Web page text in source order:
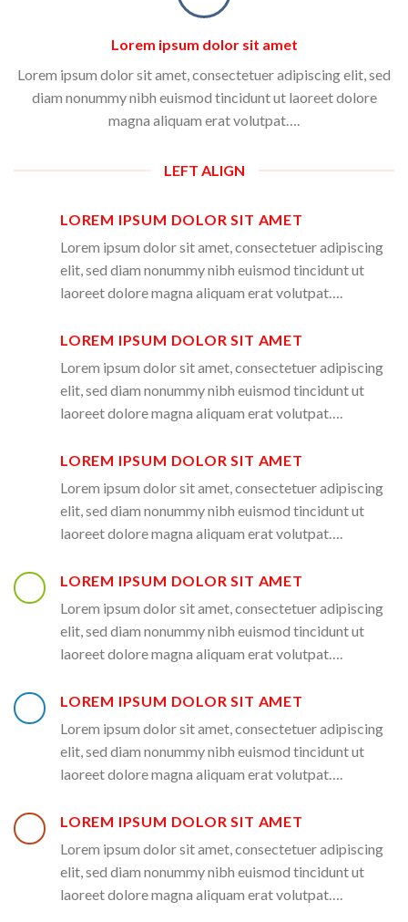
Lorem ipsum dolor sit amet
Lorem ipsum dolor sit amet, consectetuer adipiscing elit, sed
diam nonummy nibh euismod tincidunt ut laoreet dolore
magna aliquam erat volutpat….
LEFT ALIGN
LOREM IPSUM DOLOR SIT AMET
Lorem ipsum dolor sit amet, consectetuer adipiscing
elit, sed diam nonummy nibh euismod tincidunt ut
laoreet dolore magna aliquam erat volutpat….
LOREM IPSUM DOLOR SIT AMET
Lorem ipsum dolor sit amet, consectetuer adipiscing
elit, sed diam nonummy nibh euismod tincidunt ut
laoreet dolore magna aliquam erat volutpat….
LOREM IPSUM DOLOR SIT AMET
Lorem ipsum dolor sit amet, consectetuer adipiscing
elit, sed diam nonummy nibh euismod tincidunt ut
laoreet dolore magna aliquam erat volutpat….
LOREM IPSUM DOLOR SIT AMET
Lorem ipsum dolor sit amet, consectetuer adipiscing
elit, sed diam nonummy nibh euismod tincidunt ut
laoreet dolore magna aliquam erat volutpat….
LOREM IPSUM DOLOR SIT AMET
Lorem ipsum dolor sit amet, consectetuer adipiscing
elit, sed diam nonummy nibh euismod tincidunt ut
laoreet dolore magna aliquam erat volutpat….
LOREM IPSUM DOLOR SIT AMET
Lorem ipsum dolor sit amet, consectetuer adipiscing
elit, sed diam nonummy nibh euismod tincidunt ut
laoreet dolore magna aliquam erat volutpat….